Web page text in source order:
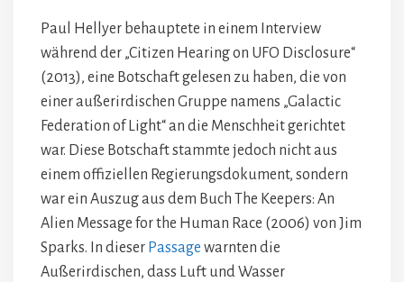
Paul Hellyer behauptete in einem Interview
während der „Citizen Hearing on UFO Disclosure“
(2013), eine Botschaft gelesen zu haben, die von
einer außerirdischen Gruppe namens „Galactic
Federation of Light“ an die Menschheit gerichtet
war. Diese Botschaft stammte jedoch nicht aus
einem offiziellen Regierungsdokument, sondern
war ein Auszug aus dem Buch The Keepers: An
Alien Message for the Human Race (2006) von Jim
Sparks. In dieser Passage warnten die
Außerirdischen, dass Luft und Wasser